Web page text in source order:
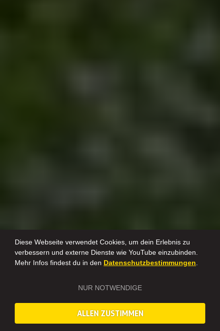
Diese Webseite verwendet Cookies, um dein Erlebnis zu
verbessern und externe Dienste wie YouTube einzubinden.
Mehr Infos findest du in den Datenschutzbestimmungen.
NUR NOTWENDIGE
ALLEN ZUSTIMMEN